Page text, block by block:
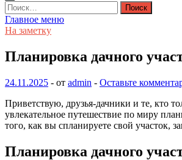
Найти:
Главное меню
На заметку
Планировка дачного
24.11.2025 - от admin - Оставьте
Приветствую, друзья-дачники и те, кто
увлекательное путешествие по миру
того, как вы спланируете свой участок,
Планировка дачного